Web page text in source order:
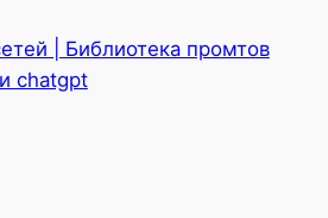
| Библиотека промтов
chatgpt